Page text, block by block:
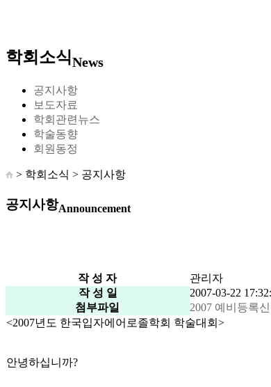
학회소식News
공지사항
보도자료
학회관련뉴스
학술동향
회원동정
> 학회소식 > 공지사항
공지사항Announcement
작 성 자
관리자
작 성 일
2007-03-22
첨부파일
2007 예비등록
<2007년도 한국입자에어로졸학회 학술대회>
안녕하십니까?